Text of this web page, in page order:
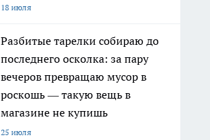
18 июля
Разбитые тарелки собираю до
последнего осколка: за пару
вечеров превращаю мусор в
роскошь — такую вещь в
магазине не купишь
25 июля